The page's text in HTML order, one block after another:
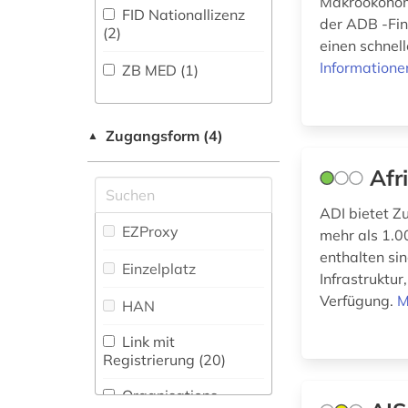
Informatik (21)
Klassische
Philologie.
Byzantinistik.
Neugriechische
Kunstgeschichte (12)
Maschinenbau (5)
Mathematik (18)
Medien- und
Kommunikationsdesign (24)
Medizin (40)
arbeitslosigkeit (3)
arbeitsmarkt (7)
arbeitsmarktforschung
arbeitsmarktpolitik
(1)
(2)
arbeitsmedizin (1)
arbeitsproduktivität
(3)
(200)
Wörterbuch,
Nachschlagwerk (19
Zeitungs-,
Zeitschriftenbibliographie
(5
FID Nationallizenz
(2)
ZB MED (1)
▲ Zugangsform (4)
EZProxy
Einzelplatz
HAN
Link mit
Registrierung (20)
Organisations-
der ADB -
einen
ADI bietet
mehr als
enthalten
Verfügung.